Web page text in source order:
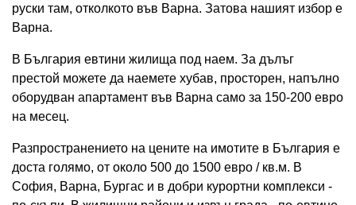
руски там, отколкото във Варна. Затова нашият избор е
Варна.
В България евтини жилища под наем. За дълъг
престой можете да наемете хубав, просторен, напълно
оборудван апартамент във Варна само за 150-200 евро
на месец.
Разпространението на цените на имотите в България е
доста голямо, от около 500 до 1500 евро / кв.м. В
София, Варна, Бургас и в добри курортни комплекси -